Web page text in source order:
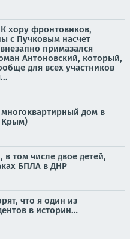
хору фронтовиков,
с Пучковым насчет
примазался
Антоновский, который,
для всех участников
дом в
Крым)
том числе двое детей,
БПЛА в ДНР
что я один из
в истории…